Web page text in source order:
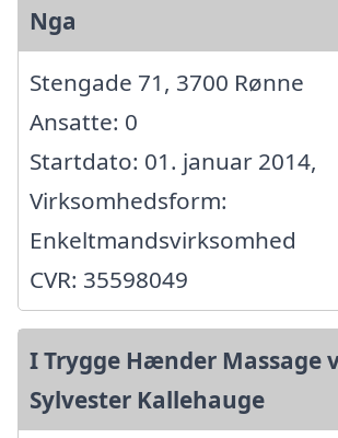
Nga
Stengade 71, 3700 Rønne
Ansatte: 0
Startdato: 01. januar 2014,
Virksomhedsform:
Enkeltmandsvirksomhed
CVR: 35598049
I Trygge Hænder Massage
Sylvester Kallehauge